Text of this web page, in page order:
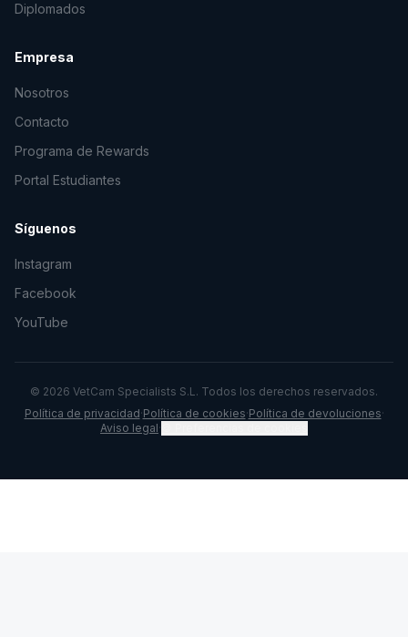
Diplomados
Empresa
Nosotros
Contacto
Programa de Rewards
Portal Estudiantes
Síguenos
Instagram
Facebook
YouTube
© 2026 VetCam Specialists S.L. Todos los derechos reservados.
Política de privacidad·Política de cookies·Política de devoluciones·
Aviso legal·